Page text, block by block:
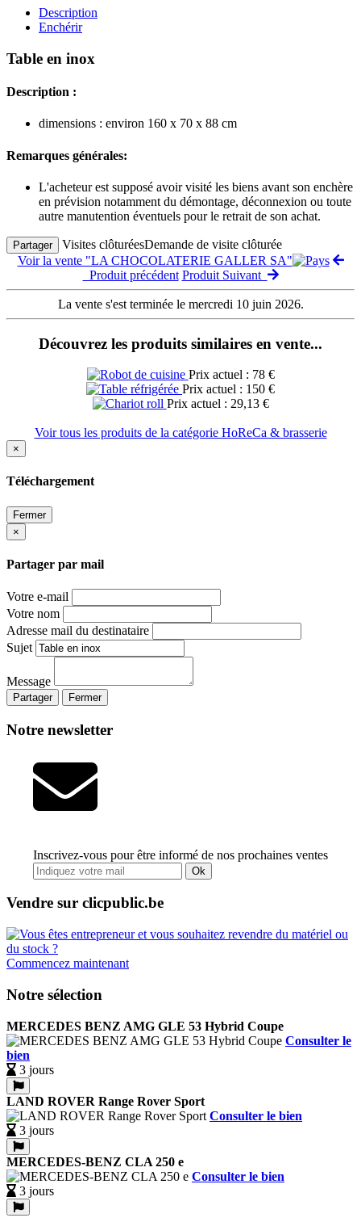
Description
Enchérir
Table en inox
Description :
dimensions : environ 160 x 70 x 88 cm
Remarques générales:
L'acheteur est supposé avoir visité les biens avant son enchère
en prévision notamment du démontage, déconnexion ou toute
autre manutention éventuels pour le retrait de son achat.
Partager Visites clôturéesDemande de visite clôturée
Voir la vente "LA CHOCOLATERIE GALLER SA"
Produit précédent Produit Suivant
La vente s'est terminée le mercredi 10 juin 2026.
Découvrez les produits similaires en vente...
Prix actuel : 78 €
Prix actuel : 150 €
Prix actuel : 29,13 €
Voir tous les produits de la catégorie HoReCa & brasserie
×
Téléchargement
Fermer
×
Partager par mail
Votre e-mail
Votre nom
Adresse mail du destinataire
Sujet
Message
Partager Fermer
Notre newsletter
Inscrivez-vous pour être informé de nos prochaines ventes
Ok
Vendre sur clicpublic.be
Commencez maintenant
Notre sélection
MERCEDES BENZ AMG GLE 53 Hybrid Coupe
Consulter le
bien
3 jours
LAND ROVER Range Rover Sport
Consulter le bien
3 jours
MERCEDES-BENZ CLA 250 e
Consulter le bien
3 jours